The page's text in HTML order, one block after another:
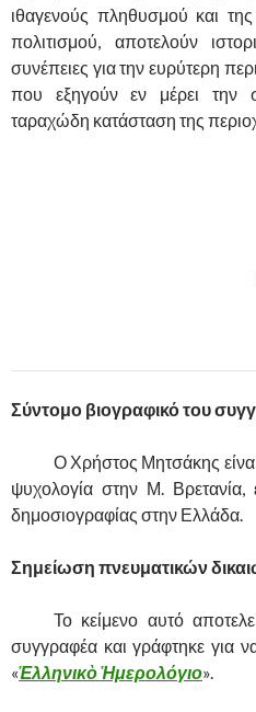
ιθαγενούς πληθυσμού και
πολιτισμού, αποτελούν
συνέπειες για την ευρύτερη
που εξηγούν εν μέρει την
ταραχώδη κατάσταση της
4
Δρ.
Σύντομο βιογραφικό του
Ο Χρήστος Μητσάκης
ψυχολογία στην Μ. Βρετανία,
δημοσιογραφίας στην Ελλάδα.
Σημείωση πνευματικών
Το κείμενο αυτό
συγγραφέα και γράφτηκε για
«Ἑλληνικὸ Ἡμερολόγιο».